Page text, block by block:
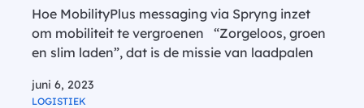
Hoe MobilityPlus messaging via Spryng inzet
om mobiliteit te vergroenen “Zorgeloos, groen
en slim laden”, dat is de missie van laadpalen
Mobility Service Provider die bedrijven en
juni 6, 2023
LOGISTIEK